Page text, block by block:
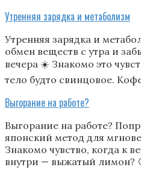
Утренняя зарядка и метаболизм
Утренняя зарядка и
обмен веществ с утра и
вечера ☀️ Знакомо это
тело будто свинцовое.
Выгорание на работе?
Выгорание на работе?
японский метод для
Знакомо чувство, когда к
внутри — выжатый